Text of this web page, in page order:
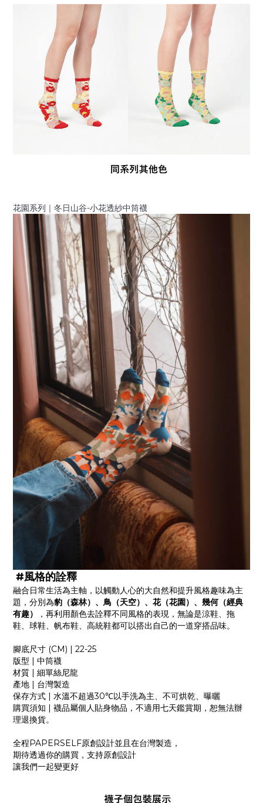
花園系列｜冬日山谷-小花透紗中筒襪
#風格的詮釋
融合日常生活為主軸，以觸動人心的大自然和提升風格趣味為主
題，分別為豹（森林）、鳥（天空）、花（花園）、幾何（經典
有趣）
，再利用顏色去詮釋不同風格的表現，無論是涼鞋、拖
鞋、球鞋、帆布鞋、高統鞋都可以搭出自己的一道穿搭品味。
腳底尺寸 (CM) | 22-25
版型 | 中筒襪
材質 | 細單絲尼龍
產地 | 台灣製造
保存方式 | 水溫不超過30℃以手洗為主、不可烘乾、曝曬
購買須知 | 襪品屬個人貼身物品，不適用七天鑑賞期，恕無法辦
理退換貨。
全程PAPERSELF原創設計並且在台灣製造，
期待透過你的購買，支持原創設計
讓我們一起變更好